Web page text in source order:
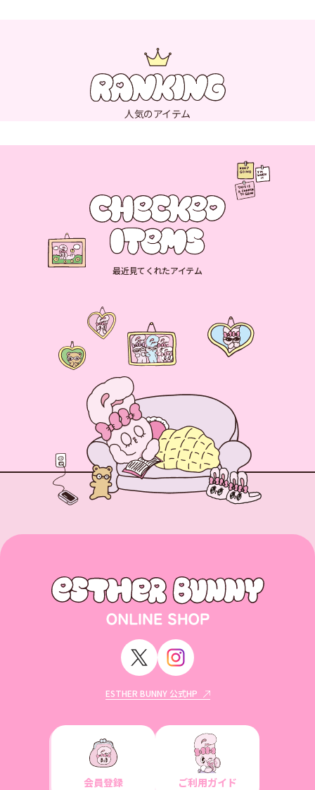
人気のアイテム
最近見てくれたアイテム
ESTHER BUNNY 公式HP
会員登録 ご利用ガイド